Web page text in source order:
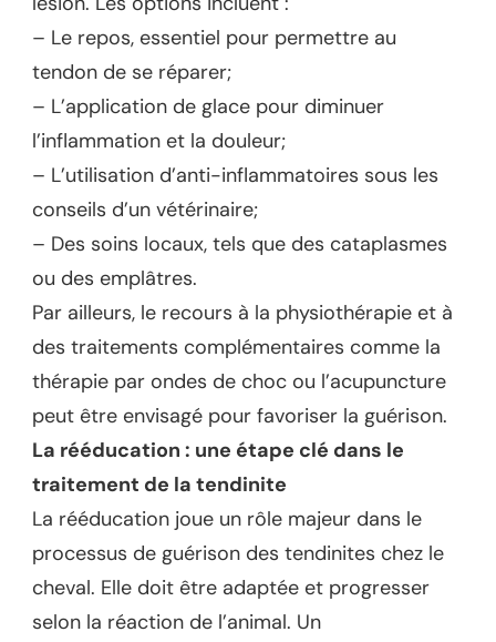
– Le repos, essentiel pour permettre au
tendon de se réparer;
– L’application de glace pour diminuer
l’inflammation et la douleur;
– L’utilisation d’anti-inflammatoires sous les
conseils d’un vétérinaire;
– Des soins locaux, tels que des cataplasmes
ou des emplâtres.
Par ailleurs, le recours à la physiothérapie et à
des traitements complémentaires comme la
thérapie par ondes de choc ou l’acupuncture
peut être envisagé pour favoriser la guérison.
La rééducation : une étape clé dans le
traitement de la tendinite
La rééducation joue un rôle majeur dans le
processus de guérison des tendinites chez le
cheval. Elle doit être adaptée et progresser
selon la réaction de l’animal. Un